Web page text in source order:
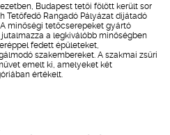
Budapest tetői fölött került sor
Tetőfedő Rangadó Pályázat díjátadó
minőségi tetőcserepeket gyártó
jutalmazza a legkiválóbb minőségben
fedett épületeket,
szakembereket. A szakmai zsűri
emelt ki, amelyeket két
értékelt.